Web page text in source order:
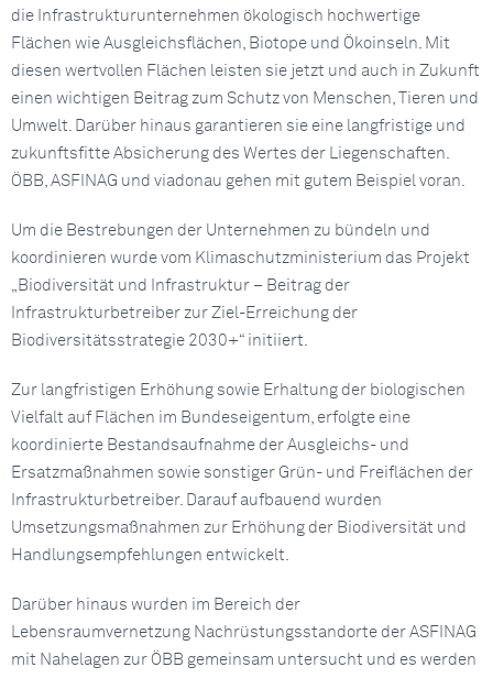
die Infrastrukturunternehmen ökologisch hochwertige
Flächen wie Ausgleichsflächen, Biotope und Ökoinseln. Mit
diesen wertvollen Flächen leisten sie jetzt und auch in Zukunft
einen wichtigen Beitrag zum Schutz von Menschen, Tieren und
Umwelt. Darüber hinaus garantieren sie eine langfristige und
zukunftsfitte Absicherung des Wertes der Liegenschaften.
ÖBB, ASFINAG und viadonau gehen mit gutem Beispiel voran.
Um die Bestrebungen der Unternehmen zu bündeln und
koordinieren wurde vom Klimaschutzministerium das Projekt
„Biodiversität und Infrastruktur – Beitrag der
Infrastrukturbetreiber zur Ziel-Erreichung der
Biodiversitätsstrategie 2030+“ initiiert.
Zur langfristigen Erhöhung sowie Erhaltung der biologischen
Vielfalt auf Flächen im Bundeseigentum, erfolgte eine
koordinierte Bestandsaufnahme der Ausgleichs- und
Ersatzmaßnahmen sowie sonstiger Grün- und Freiflächen der
Infrastrukturbetreiber. Darauf aufbauend wurden
Umsetzungsmaßnahmen zur Erhöhung der Biodiversität und
Handlungsempfehlungen entwickelt.
Darüber hinaus wurden im Bereich der
Lebensraumvernetzung Nachrüstungsstandorte der ASFINAG
mit Nahelagen zur ÖBB gemeinsam untersucht und es werden